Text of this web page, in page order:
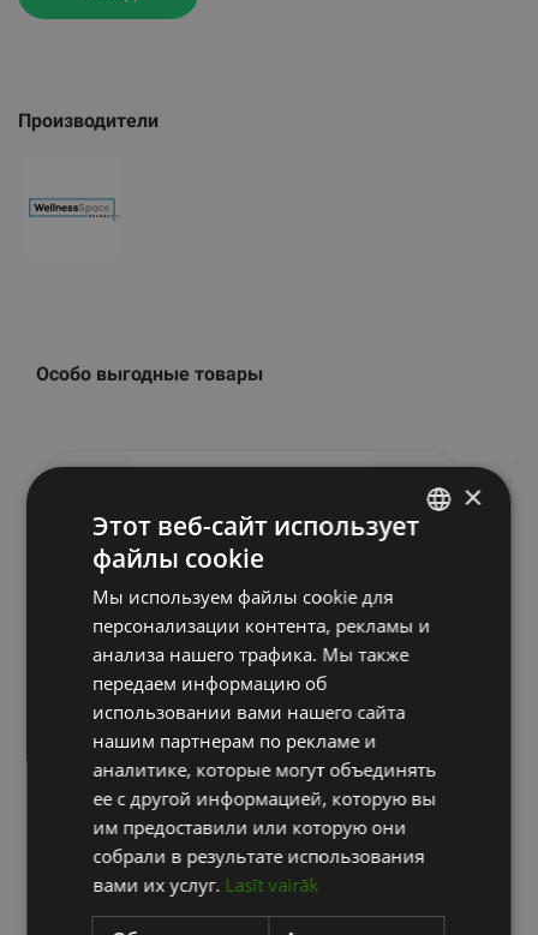
Производители
Особо выгодные товары
INTERNAL COOLING SYSTEM
WELLNESSSPACE BRANDS
27823.95€
×
Этот веб-сайт использует
файлы cookie
Мы используем файлы cookie для
персонализации контента, рекламы и
анализа нашего трафика. Мы также
передаем информацию об
использовании вами нашего сайта
нашим партнерам по рекламе и
аналитике, которые могут объединять
ее с другой информацией, которую вы
им предоставили или которую они
собрали в результате использования
вами их услуг. Lasīt vairāk